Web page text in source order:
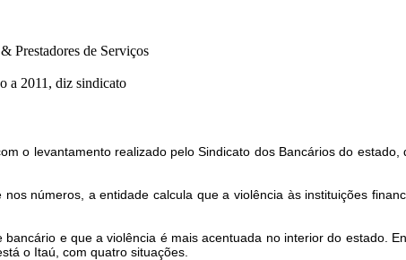
Prestadores de Serviços
a 2011, diz sindicato
o levantamento realizado pelo Sindicato dos Bancários do
números, a entidade calcula que a violência às instituições
e que a violência é mais acentuada no interior do estado.
o Itaú, com quatro situações.